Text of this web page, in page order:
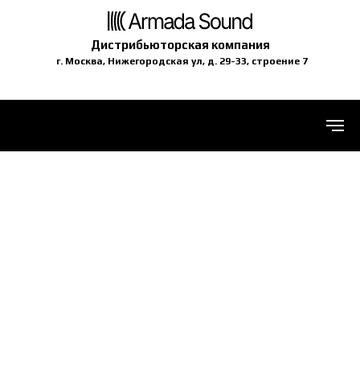
Дистрибьюторская компания
г. Москва, Нижегородская ул, д. 29-33, строение 7